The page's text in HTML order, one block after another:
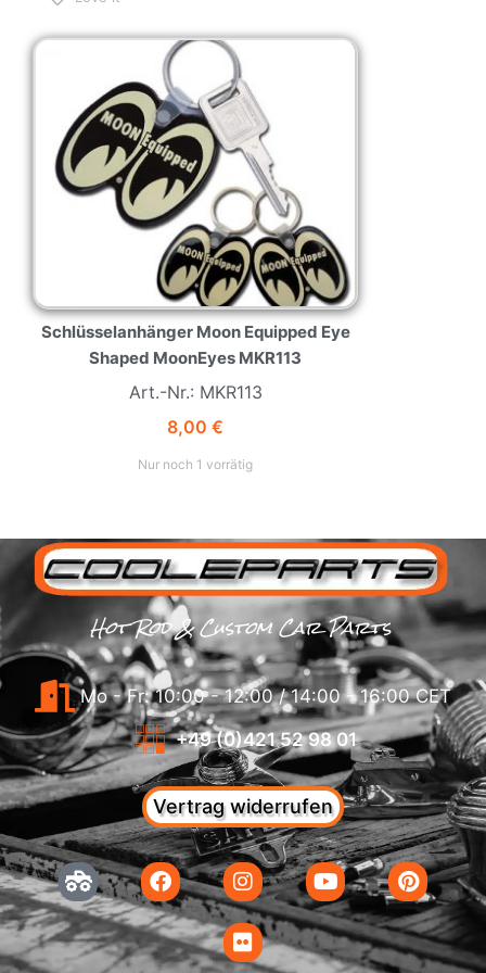
HOT
Schlüsselanhänger Moon Equipped Eye
Shaped MoonEyes MKR113
Art.-Nr.: MKR113
8,00 €
Nur noch 1 vorrätig
Hot Rod & Custom Car Parts
Mo - Fr: 10:00 - 12:00 / 14:00 - 16:00 CET
+49 (0)421 52 98 01
Vertrag widerrufen